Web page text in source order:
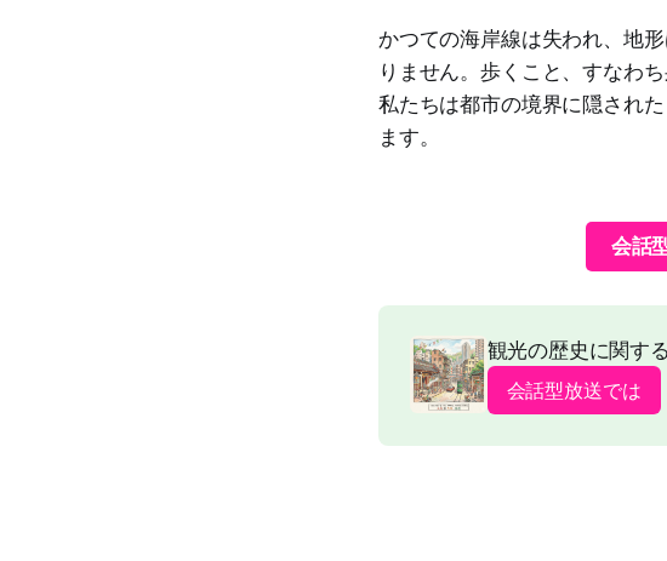
かつての海岸線は失われ、地
りません。歩くこと、すなわ
私たちは都市の境界に隠され
ます。
会話
観光の歴史に関す
会話型放送では